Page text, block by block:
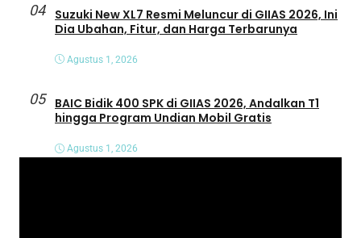
04
Suzuki New XL7 Resmi Meluncur di GIIAS 2026, Ini
Dia Ubahan, Fitur, dan Harga Terbarunya
Agustus 1, 2026
05
BAIC Bidik 400 SPK di GIIAS 2026, Andalkan T1
hingga Program Undian Mobil Gratis
Agustus 1, 2026